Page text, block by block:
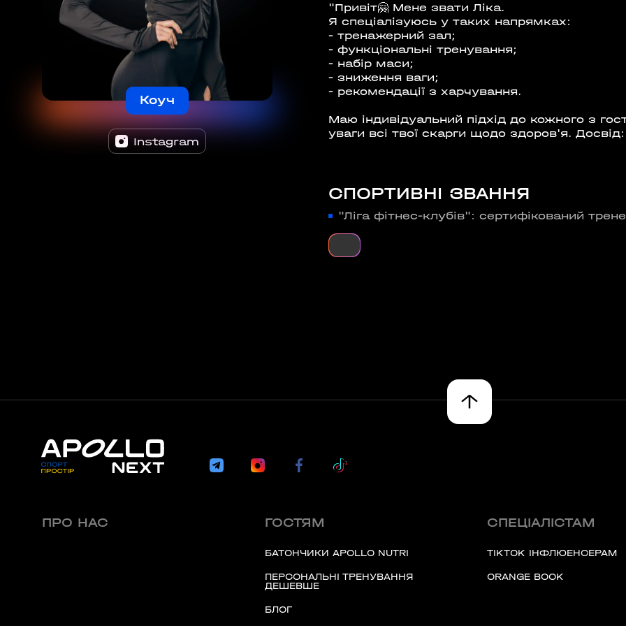
Коуч
Instagram
"Привіт🤗 Мене звати Ліка.
Я спеціалізуюсь у таких напрямках:
- тренажерний зал;
- функціональні тренування;
- набір маси;
- зниження ваги;
- рекомендації з харчування.
Маю індивідуальний підхід до кожного з
уваги всі твої скарги щодо здоров'я.
СПОРТИВНІ ЗВАННЯ
"Ліга фітнес-клубів": сертифікований
ПРО НАС ГОСТЯМ
БАТОНЧИКИ APOLLO NUTRI
ПЕРСОНАЛЬНІ ТРЕНУВАННЯ
ДЕШЕВШЕ
БЛОГ
СПЕЦІАЛІСТАМ
TIKTOK ІНФЛЮЕНСЕРАМ
ORANGE BOOK